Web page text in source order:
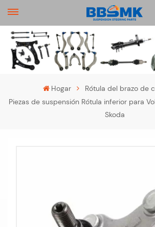
Hogar
Rótula del brazo de
Piezas de suspensión Rótula inferior para
Skoda